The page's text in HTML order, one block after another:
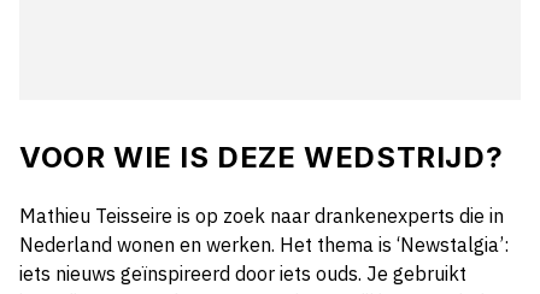
VOOR WIE IS DEZE WEDSTRIJD?
Mathieu Teisseire is op zoek naar drankenexperts die in
Nederland wonen en werken. Het thema is ‘Newstalgia’:
iets nieuws geïnspireerd door iets ouds. Je gebruikt